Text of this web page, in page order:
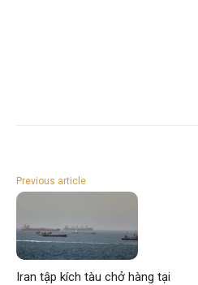
Previous article
Iran tập kích tàu chở hàng tại